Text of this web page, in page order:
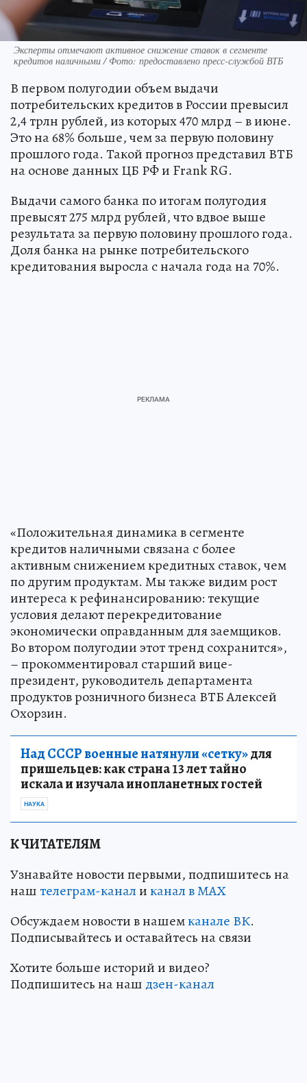
Эксперты отмечают активное снижение ставок в сегменте
кредитов наличными / Фото: предоставлено пресс-службой ВТБ
В первом полугодии объем выдачи
потребительских кредитов в России превысил
2,4 трлн рублей, из которых 470 млрд – в июне.
Это на 68% больше, чем за первую половину
прошлого года. Такой прогноз представил ВТБ
на основе данных ЦБ РФ и Frank RG.
Выдачи самого банка по итогам полугодия
превысят 275 млрд рублей, что вдвое выше
результата за первую половину прошлого года.
Доля банка на рынке потребительского
кредитования выросла с начала года на 70%.
«Положительная динамика в сегменте
кредитов наличными связана с более
активным снижением кредитных ставок, чем
по другим продуктам. Мы также видим рост
интереса к рефинансированию: текущие
условия делают перекредитование
экономически оправданным для заемщиков.
Во втором полугодии этот тренд сохранится»,
– прокомментировал старший вице-
президент, руководитель департамента
продуктов розничного бизнеса ВТБ Алексей
Охорзин.
Над СССР военные натянули «сетку»для
пришельцев: как страна 13 лет тайно
искала и изучала инопланетных гостей
НАУКА
К ЧИТАТЕЛЯМ
Узнавайте новости первыми, подпишитесь на
наштелеграм-каналиканал в МАХ
Обсуждаем новости в нашемканале ВК.
Подписывайтесь и оставайтесь на связи
Хотите больше историй и видео?
Подпишитесь на наш дзен-канал